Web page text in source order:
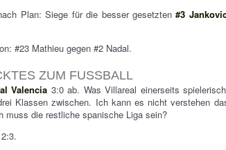
Plan: Siege für die besser gesetzten#3
#23 Mathieu gegen #2 Nadal.
ZUM FUSSBALL
Valencia 3:0 ab. Was Villareal einerseits
Klassen zwischen. Ich kann es nicht verstehen
muss die restliche spanische Liga sein?